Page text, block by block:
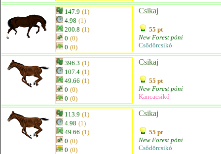
147.9 (1)
4.98 (1)
200.8 (1)
0 (0)
0 (0)
Csikaj
55 pt
New Forest póni
Csődörcsikó
396.3 (1)
107.4 (1)
49.66 (1)
0 (0)
0 (0)
Csikaj
55 pt
New Forest póni
Kancacsikó
113.9 (1)
4.98 (1)
49.66 (1)
0 (0)
0 (0)
Csikaj
55 pt
New Forest póni
Csődörcsikó